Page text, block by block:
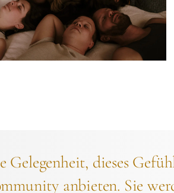
Gelegenheit, dieses
anbieten. Sie